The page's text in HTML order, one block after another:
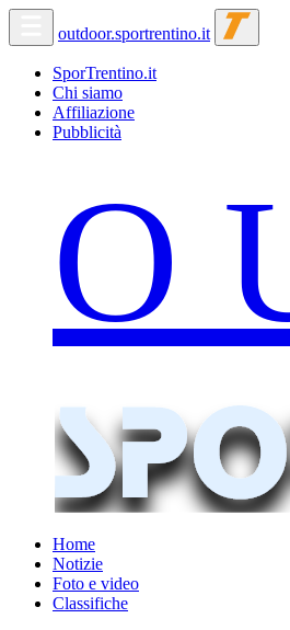
outdoor.sportrentino.it
SporTrentino.it
Chi siamo
Affiliazione
Pubblicità
Home
Notizie
Foto e video
Classifiche